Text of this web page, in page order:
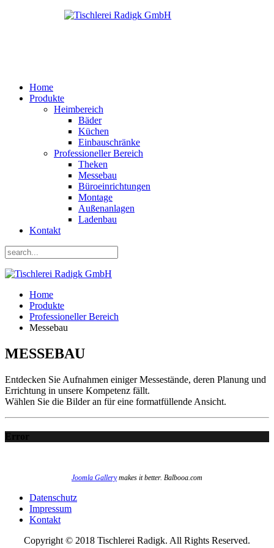
Home
Produkte
Heimbereich
Bäder
Küchen
Einbauschränke
Professioneller Bereich
Theken
Messebau
Büroeinrichtungen
Montage
Außenanlagen
Ladenbau
Kontakt
Home
Produkte
Professioneller Bereich
Messebau
MESSEBAU
Entdecken Sie Aufnahmen einiger Messestände, deren Planung und
Errichtung in unsere Kompetenz fällt.
Wählen Sie die Bilder an für eine formatfüllende Ansicht.
Error
Joomla Gallerymakes it better. Balbooa.com
Datenschutz
Impressum
Kontakt
Copyright © 2018 Tischlerei Radigk. All Rights Reserved.